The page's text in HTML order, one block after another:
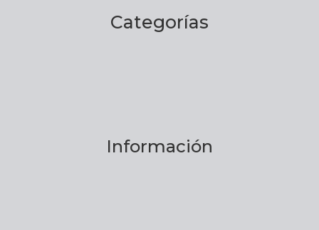
Categorías
Información